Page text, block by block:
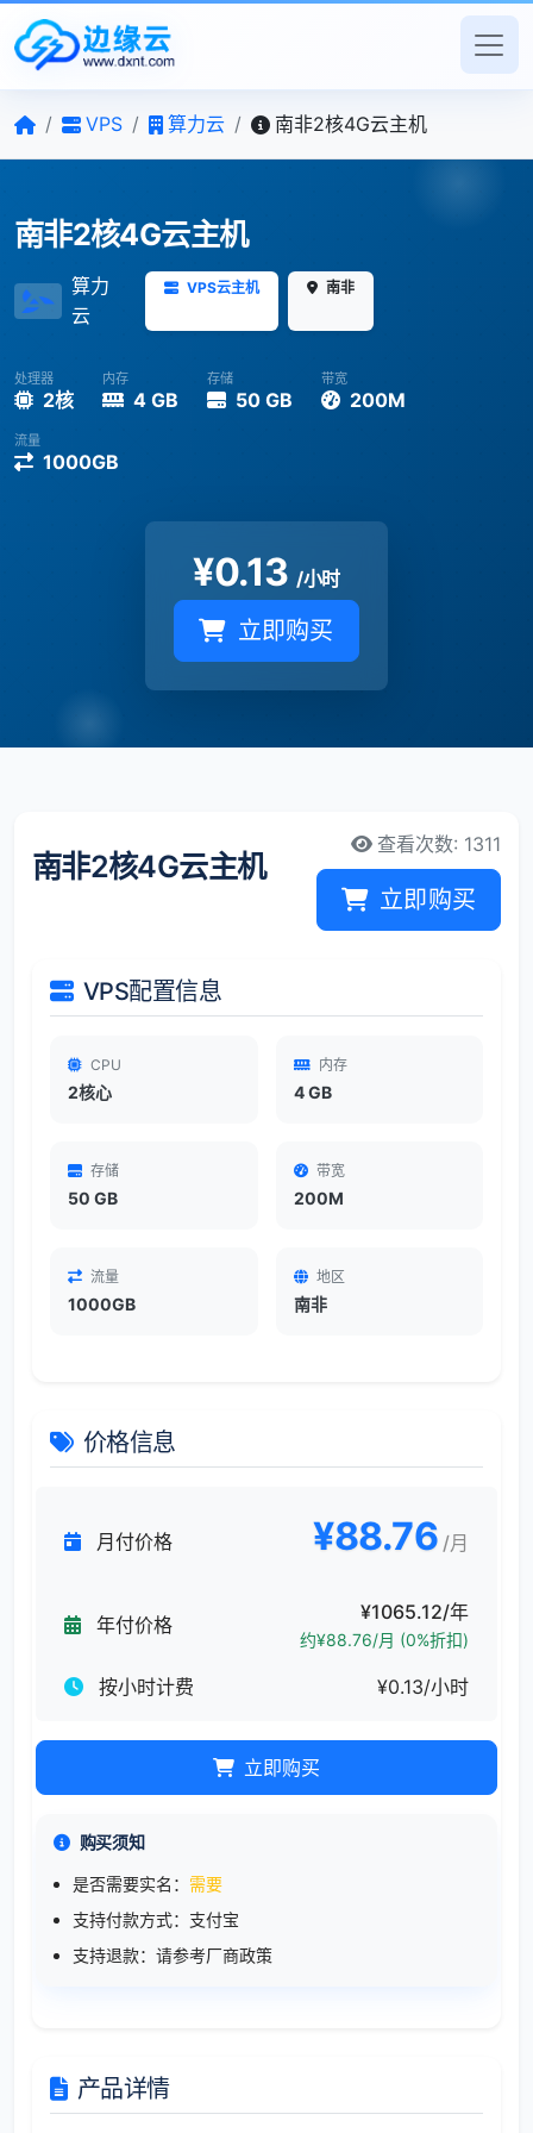
/ VPS / 算力云 / 南非2核4G云主机
南非2核4G云主机
算力
云
VPS云主机 南非
处理器
2核
内存
4 GB
存储
50 GB
带宽
200M
流量
1000GB
¥0.13 /小时
立即购买
南非2核4G云主机
查看次数: 1311
立即购买
VPS配置信息
CPU
2核心
内存
4 GB
存储
50 GB
带宽
200M
流量
1000GB
地区
南非
价格信息
月付价格 ¥88.76 /月
年付价格
¥1065.12/年
约¥88.76/月 (0%折扣)
按小时计费 ¥0.13/小时
立即购买
购买须知
是否需要实名： 需要
支持付款方式：支付宝
支持退款：请参考厂商政策
产品详情